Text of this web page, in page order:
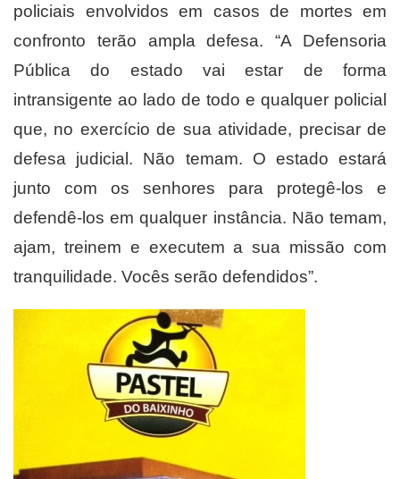
policiais envolvidos em casos de mortes em
confronto terão ampla defesa. “A Defensoria
Pública do estado vai estar de forma
intransigente ao lado de todo e qualquer policial
que, no exercício de sua atividade, precisar de
defesa judicial. Não temam. O estado estará
junto com os senhores para protegê-los e
defendê-los em qualquer instância. Não temam,
ajam, treinem e executem a sua missão com
tranquilidade. Vocês serão defendidos”.